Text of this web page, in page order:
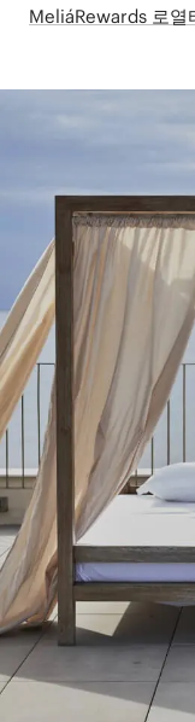
MeliáRewards 로열